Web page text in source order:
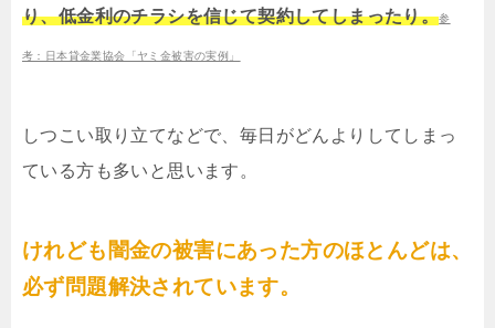
り、低金利のチラシを信じて契約してしまったり。参
考：日本貸金業協会「ヤミ金被害の実例」
しつこい取り立てなどで、毎日がどんよりしてしまっ
ている方も多いと思います。
けれども闇金の被害にあった方のほとんどは、
必ず問題解決されています。